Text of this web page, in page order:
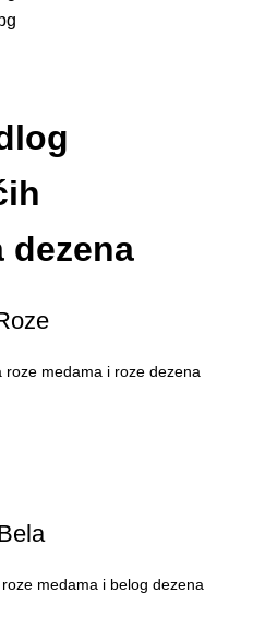
dezena
roze medama i roze dezena
medama i belog dezena